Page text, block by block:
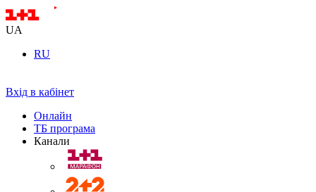
UA
RU
Вхід в кабінет
Онлайн
ТБ програма
Канали